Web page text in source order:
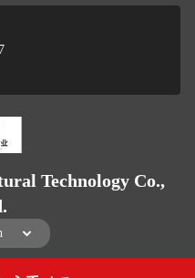
Technology Co.,